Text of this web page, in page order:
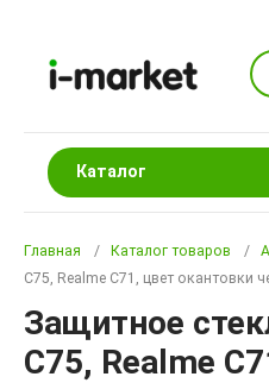
Каталог
Главная Каталог товаров
C75, Realme C71, цвет окантовки
Защитное
C75, Realme